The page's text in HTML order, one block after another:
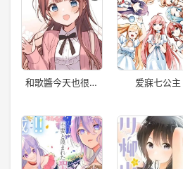
和歌醬今天也很腹
爱寐七公主